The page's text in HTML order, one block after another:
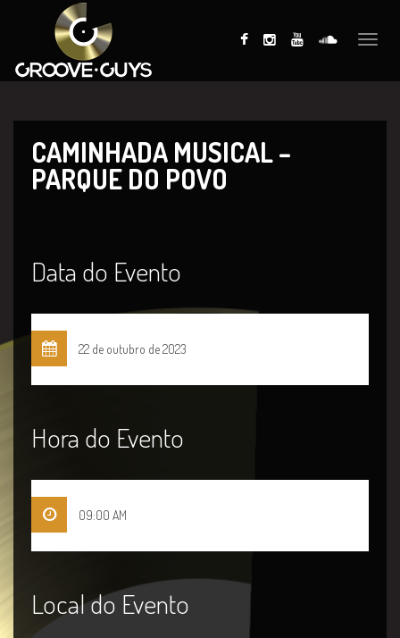
Toggle
CAMINHADA MUSICAL –
PARQUE DO POVO
Data do Evento
22 de outubro de 2023
Hora do Evento
09:00 AM
Local do Evento